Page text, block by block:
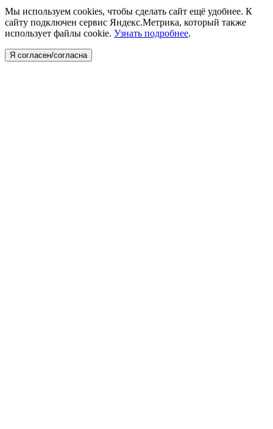
Мы используем cookies, чтобы сделать сайт ещё удобнее. К
сайту подключен сервис Яндекс.Метрика, который также
использует файлы cookie. Узнать подробнее.
Я согласен/согласна